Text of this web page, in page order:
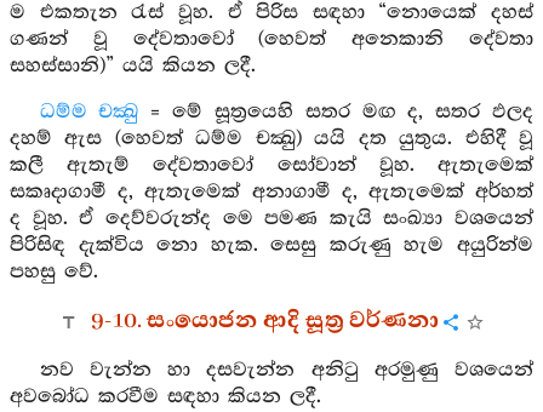
ම එකතැන රැස් වූහ. ඒ පිරිස සඳහා “නොයෙක් දහස්
ගණන් වූ දේවතාවෝ (හෙවත් අනෙකානි දේවතා
සහස්සානි)” යයි කියන ලදී.
ධම්ම චක්‍ඛු = මේ සූත්‍රයෙහි සතර මඟ ද, සතර ඵලද
දහම් ඇස (හෙවත් ධම්ම චක්‍ඛු) යයි දත යුතුය. එහිදී වූ
කලී ඇතැම් දේවතාවෝ සෝවාන් වූහ. ඇතැමෙක්
සකෘදාගාමී ද, ඇතැමෙක් අනාගාමී ද, ඇතැමෙක් අර්හත්
ද වූහ. ඒ දෙව්වරුන්ද මෙ පමණ කැයි සංඛ්‍යා වශයෙන්
පිරිසිඳ දැක්විය නො හැක. සෙසු කරුණු හැම අයුරින්ම
පහසු වේ.
9-10. සංයොජන ආදි සූත්‍ර වර්ණනා
නව වැන්න හා දසවැන්න අනිටු අරමුණු වශයෙන්
අවබෝධ කරවීම සඳහා කියන ලදී.